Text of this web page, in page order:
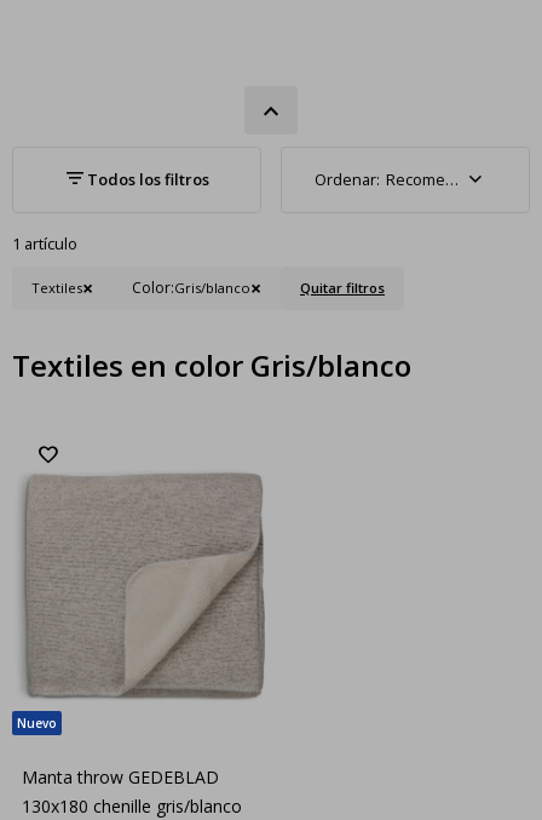
Recomendados
1 artículo
Textiles Color:Gris/blanco Quitar filtros
Textiles en color Gris/blanco
Manta throw GEDEBLAD
130x180 chenille gris/blanco